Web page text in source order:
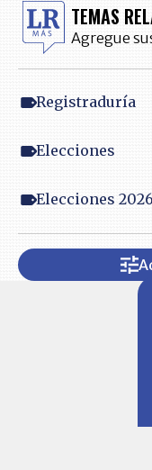
TEMAS
Agregue
Registraduría
Elecciones
Elecciones 2026